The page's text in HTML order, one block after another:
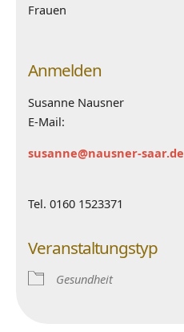
Frauen
Anmelden
Susanne Nausner
E-Mail:
susanne@nausner-saar.de
Tel. 0160 1523371
Veranstaltungstyp
Gesundheit